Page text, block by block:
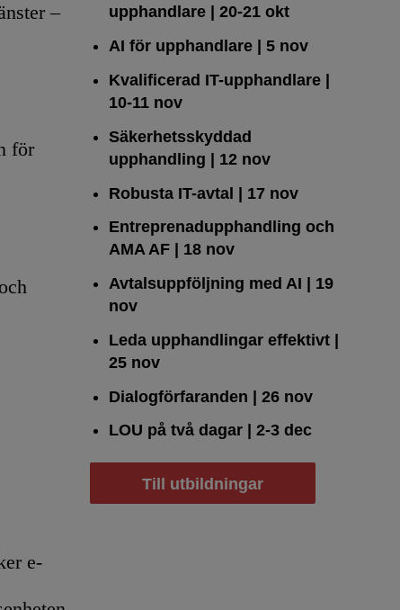
–
för
e-
upphandlare
| 20-21 okt
AI för upphandlare | 5 nov
Kvalificerad IT-upphandlare |
10-11 nov
Säkerhetsskyddad
upphandling | 12 nov
Robusta IT-avtal | 17 nov
Entreprenadupphandling och
AMA AF | 18 nov
Avtalsuppföljning med AI | 19
nov
Leda upphandlingar effektivt |
25 nov
Dialogförfaranden | 26 nov
LOU på två dagar | 2-3 dec
Till utbildningar